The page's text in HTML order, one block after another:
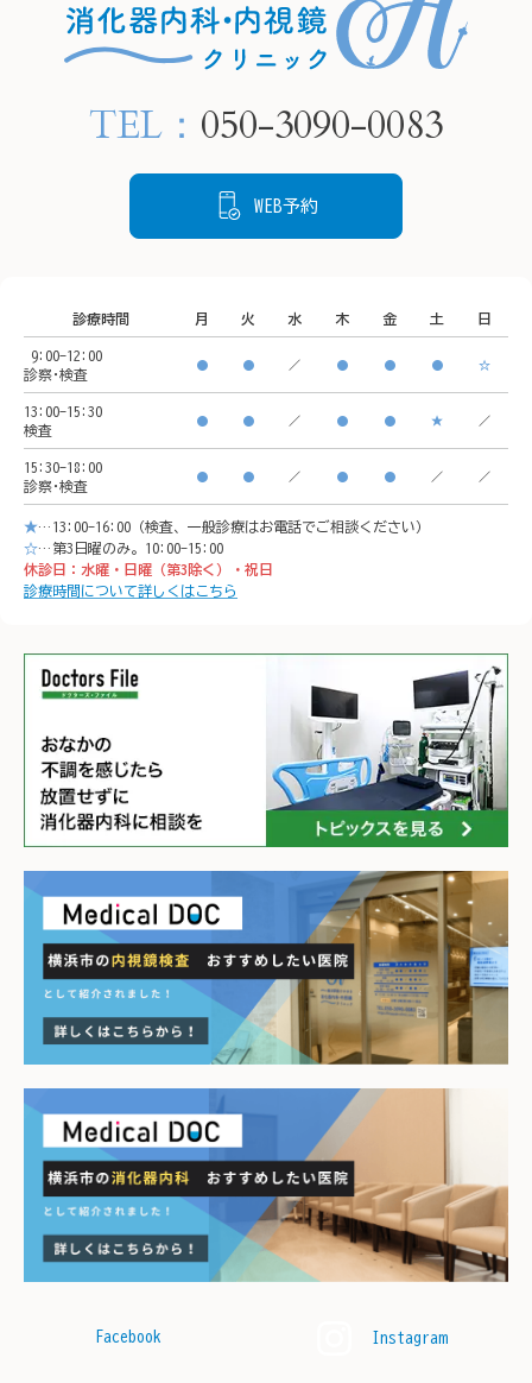
24時間ご要約可能です🫧
プロフィールリンクから
神奈川県横浜市西区南幸２
🚃アクセス方法
横浜駅西口　徒歩5分
イオンモール「CeeU
yokohama」9階
※イオン内に地下駐車場あ
り
𐄁𐄙𐄁𐄙𐄁𐄙𐄁𐄙𐄁𐄙𐄁𐄙𐄁𐄙𐄁𐄙𐄁
𐄙𐄁𐄙𐄁𐄙𐄁𐄙𐄁
粘膜の状態を確認し、感染
が疑われる場合は組織を採
です。
🚃ア
横浜
※イ
り
TEL： 050-3090-0083
WEB予約
診療時間 月 火 水 木 金 土 日
9:00-12:00
診察･検査
● ● ／ ● ● ● ☆
13:00-15:30
検査
● ● ／ ● ● ★ ／
15:30-18:00
診察･検査
● ● ／ ● ● ／ ／
★…13:00-16:00（検査、一般診療はお電話でご相談ください）
☆…第3日曜のみ。10:00-15:00
休診日：水曜・日曜（第3除く）・祝日
診療時間について詳しくはこちら
Facebook Instagram